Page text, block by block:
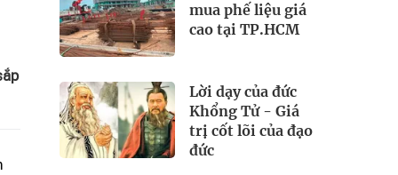
mua phế liệu giá
cao tại TP.HCM
Lời dạy của đức
Khổng Tử - Giá
trị cốt lõi của đạo
đức